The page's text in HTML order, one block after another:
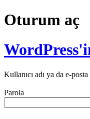
Oturum aç
Kullanıcı adı ya da e-posta
Parola